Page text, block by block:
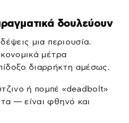
δουλεύουν
μια περιουσία.
μέτρα
διαρρήκτη αμέσως.
ή πομπέ «deadbolt»
— είναι φθηνό και